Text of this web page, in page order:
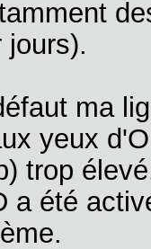
jours).
ma
yeux
trop
a été